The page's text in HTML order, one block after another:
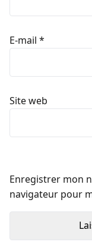
E-mail *
Site web
Enregistrer mon
navigateur pour